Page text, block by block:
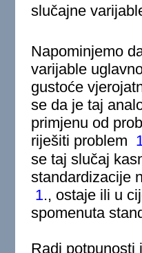
slučajne
Napominjemo
varijable
gustoće
se da je taj
primjenu od
riješiti problem
se taj slučaj
standardizacije
1., ostaje ili u
spomenuta
Radi potpunosti